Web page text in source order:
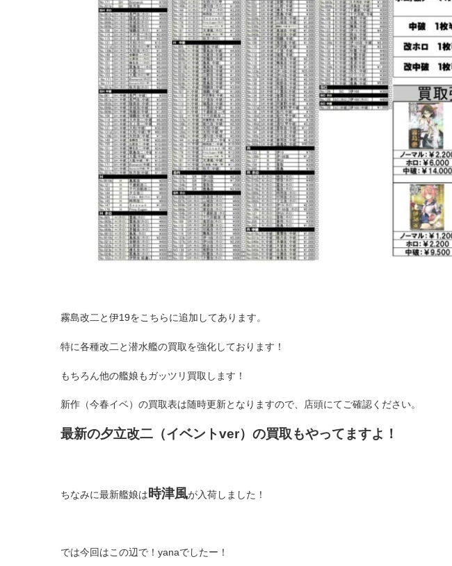
霧島改二と伊19をこちらに追加してあります。
特に各種改二と潜水艦の買取を強化しております！
もちろん他の艦娘もガッツリ買取します！
新作（今春イベ）の買取表は随時更新となりますので、店頭にてご確認ください。
最新の夕立改二（イベントver）の買取もやってますよ！
ちなみに最新艦娘は時津風が入荷しました！
では今回はこの辺で！yanaでしたー！